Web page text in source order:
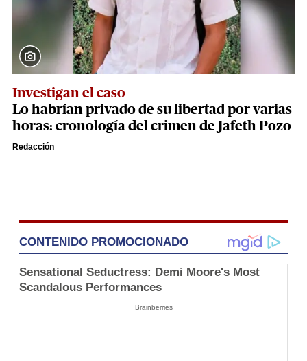
Investigan el caso
Lo habrían privado de su libertad por varias
horas: cronología del crimen de Jafeth Pozo
Redacción
CONTENIDO PROMOCIONADO
Sensational Seductress: Demi Moore's Most
Scandalous Performances
Brainberries